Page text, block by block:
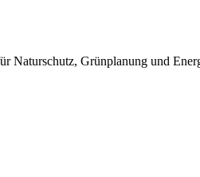
Naturschutz, Grünplanung und